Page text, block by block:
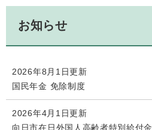
お知らせ
2026年8月1日更新
国民年金 免除制度
2026年4月1日更新
向日市在日外国人高齢者特別給付金